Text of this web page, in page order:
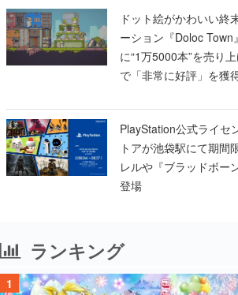
ドット絵がかわいい終
ーション『Doloc Town
に“1万5000本”を売り
で「非常に好評」を獲
PlayStation公式ライセ
トアが池袋駅にて期間
レルや『ブラッドボー
登場
ランキング
1